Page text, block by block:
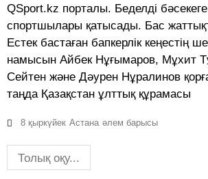
QSport.kz порталы. Беделді
спортшылары қатысады. Бас
Естек бастаған бапкерлік кеңестің
намысын Айбек Нұғымаров, Мұxит
Сейтен және Дәурен Нұралинов
таңда Қазақстан ұлттық құрамасы
8 қыркүйек Астана әлем барысы
Толық оқу...